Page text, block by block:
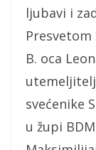
ljubavi i
Presvetom
B. oca
svećenike
u župi